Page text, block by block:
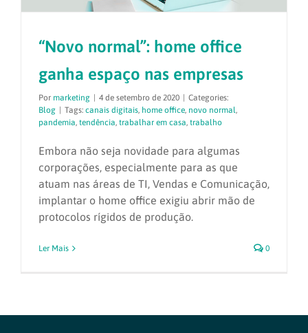
“Novo normal”: home office
ganha espaço nas empresas
Por marketing | 4 de setembro de 2020 | Categories:
Blog | Tags: canais digitais, home office, novo normal ,
pandemia, tendência, trabalhar em casa, trabalho
Embora não seja novidade para algumas
corporações, especialmente para as que
atuam nas áreas de TI, Vendas e Comunicação,
implantar o home office exigiu abrir mão de
protocolos rígidos de produção.
Ler Mais 0